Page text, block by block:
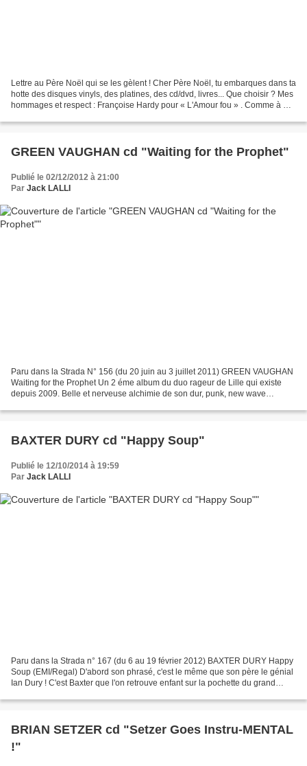
Lettre au Père Noël qui se les gèlent ! Cher Père Noël, tu embarques dans ta
hotte des disques vinyls, des platines, des cd/dvd, livres... Que choisir ? Mes
hommages et respect : Françoise Hardy pour « L'Amour fou » . Comme à M :
GREEN VAUGHAN cd "Waiting for the Prophet"
Publié le 02/12/2012 à 21:00
Par Jack LALLI
Paru dans la Strada N° 156 (du 20 juin au 3 juillet 2011) GREEN VAUGHAN
Waiting for the Prophet Un 2 éme album du duo rageur de Lille qui existe
depuis 2009. Belle et nerveuse alchimie de son dur, punk, new wave
BAXTER DURY cd "Happy Soup"
Publié le 12/10/2014 à 19:59
Par Jack LALLI
Paru dans la Strada n° 167 (du 6 au 19 février 2012) BAXTER DURY Happy
Soup (EMI/Regal) D'abord son phrasé, c'est le même que son père le génial
Ian Dury ! C'est Baxter que l'on retrouve enfant sur la pochette du grand
BRIAN SETZER cd "Setzer Goes Instru-MENTAL
!"